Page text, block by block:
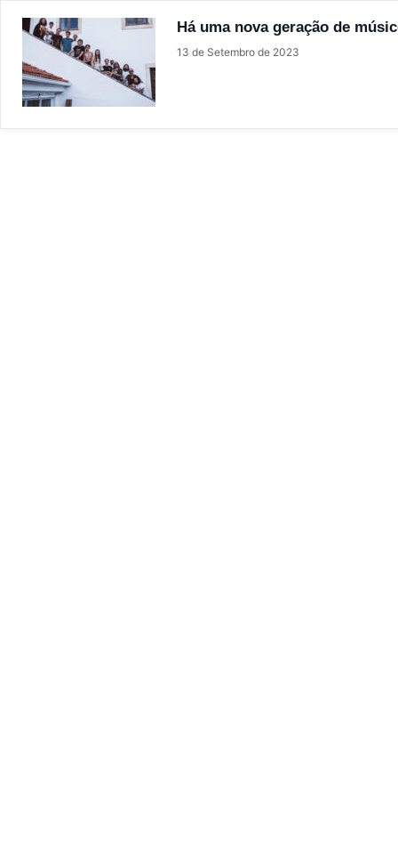
Há uma nova geração de
13 de Setembro de 2023